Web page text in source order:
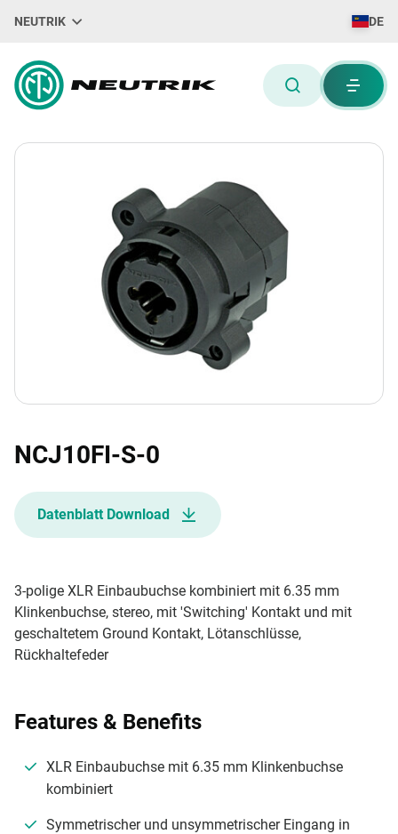
NEUTRIK DE
NCJ10FI-S-0
Datenblatt Download
3-polige XLR Einbaubuchse kombiniert mit 6.35 mm
Klinkenbuchse, stereo, mit 'Switching' Kontakt und mit
geschaltetem Ground Kontakt, Lötanschlüsse,
Rückhaltefeder
Features & Benefits
XLR Einbaubuchse mit 6.35 mm Klinkenbuchse
kombiniert
Symmetrischer und unsymmetrischer Eingang in